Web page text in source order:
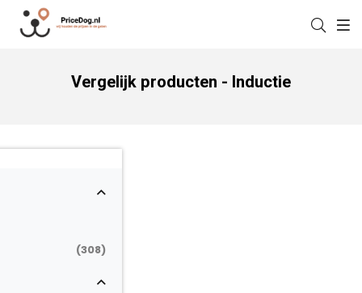
Vergelijk producten - Inductie
(308)